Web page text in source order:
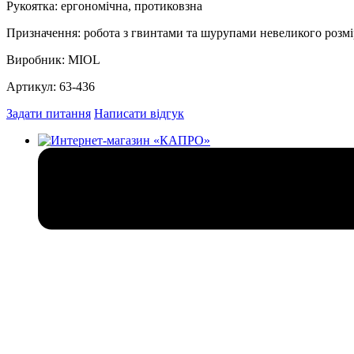
Рукоятка: ергономічна, протиковзна
Призначення: робота з гвинтами та шурупами невеликого
Виробник: MIOL
Артикул: 63‑436
Задати питання Написати відгук